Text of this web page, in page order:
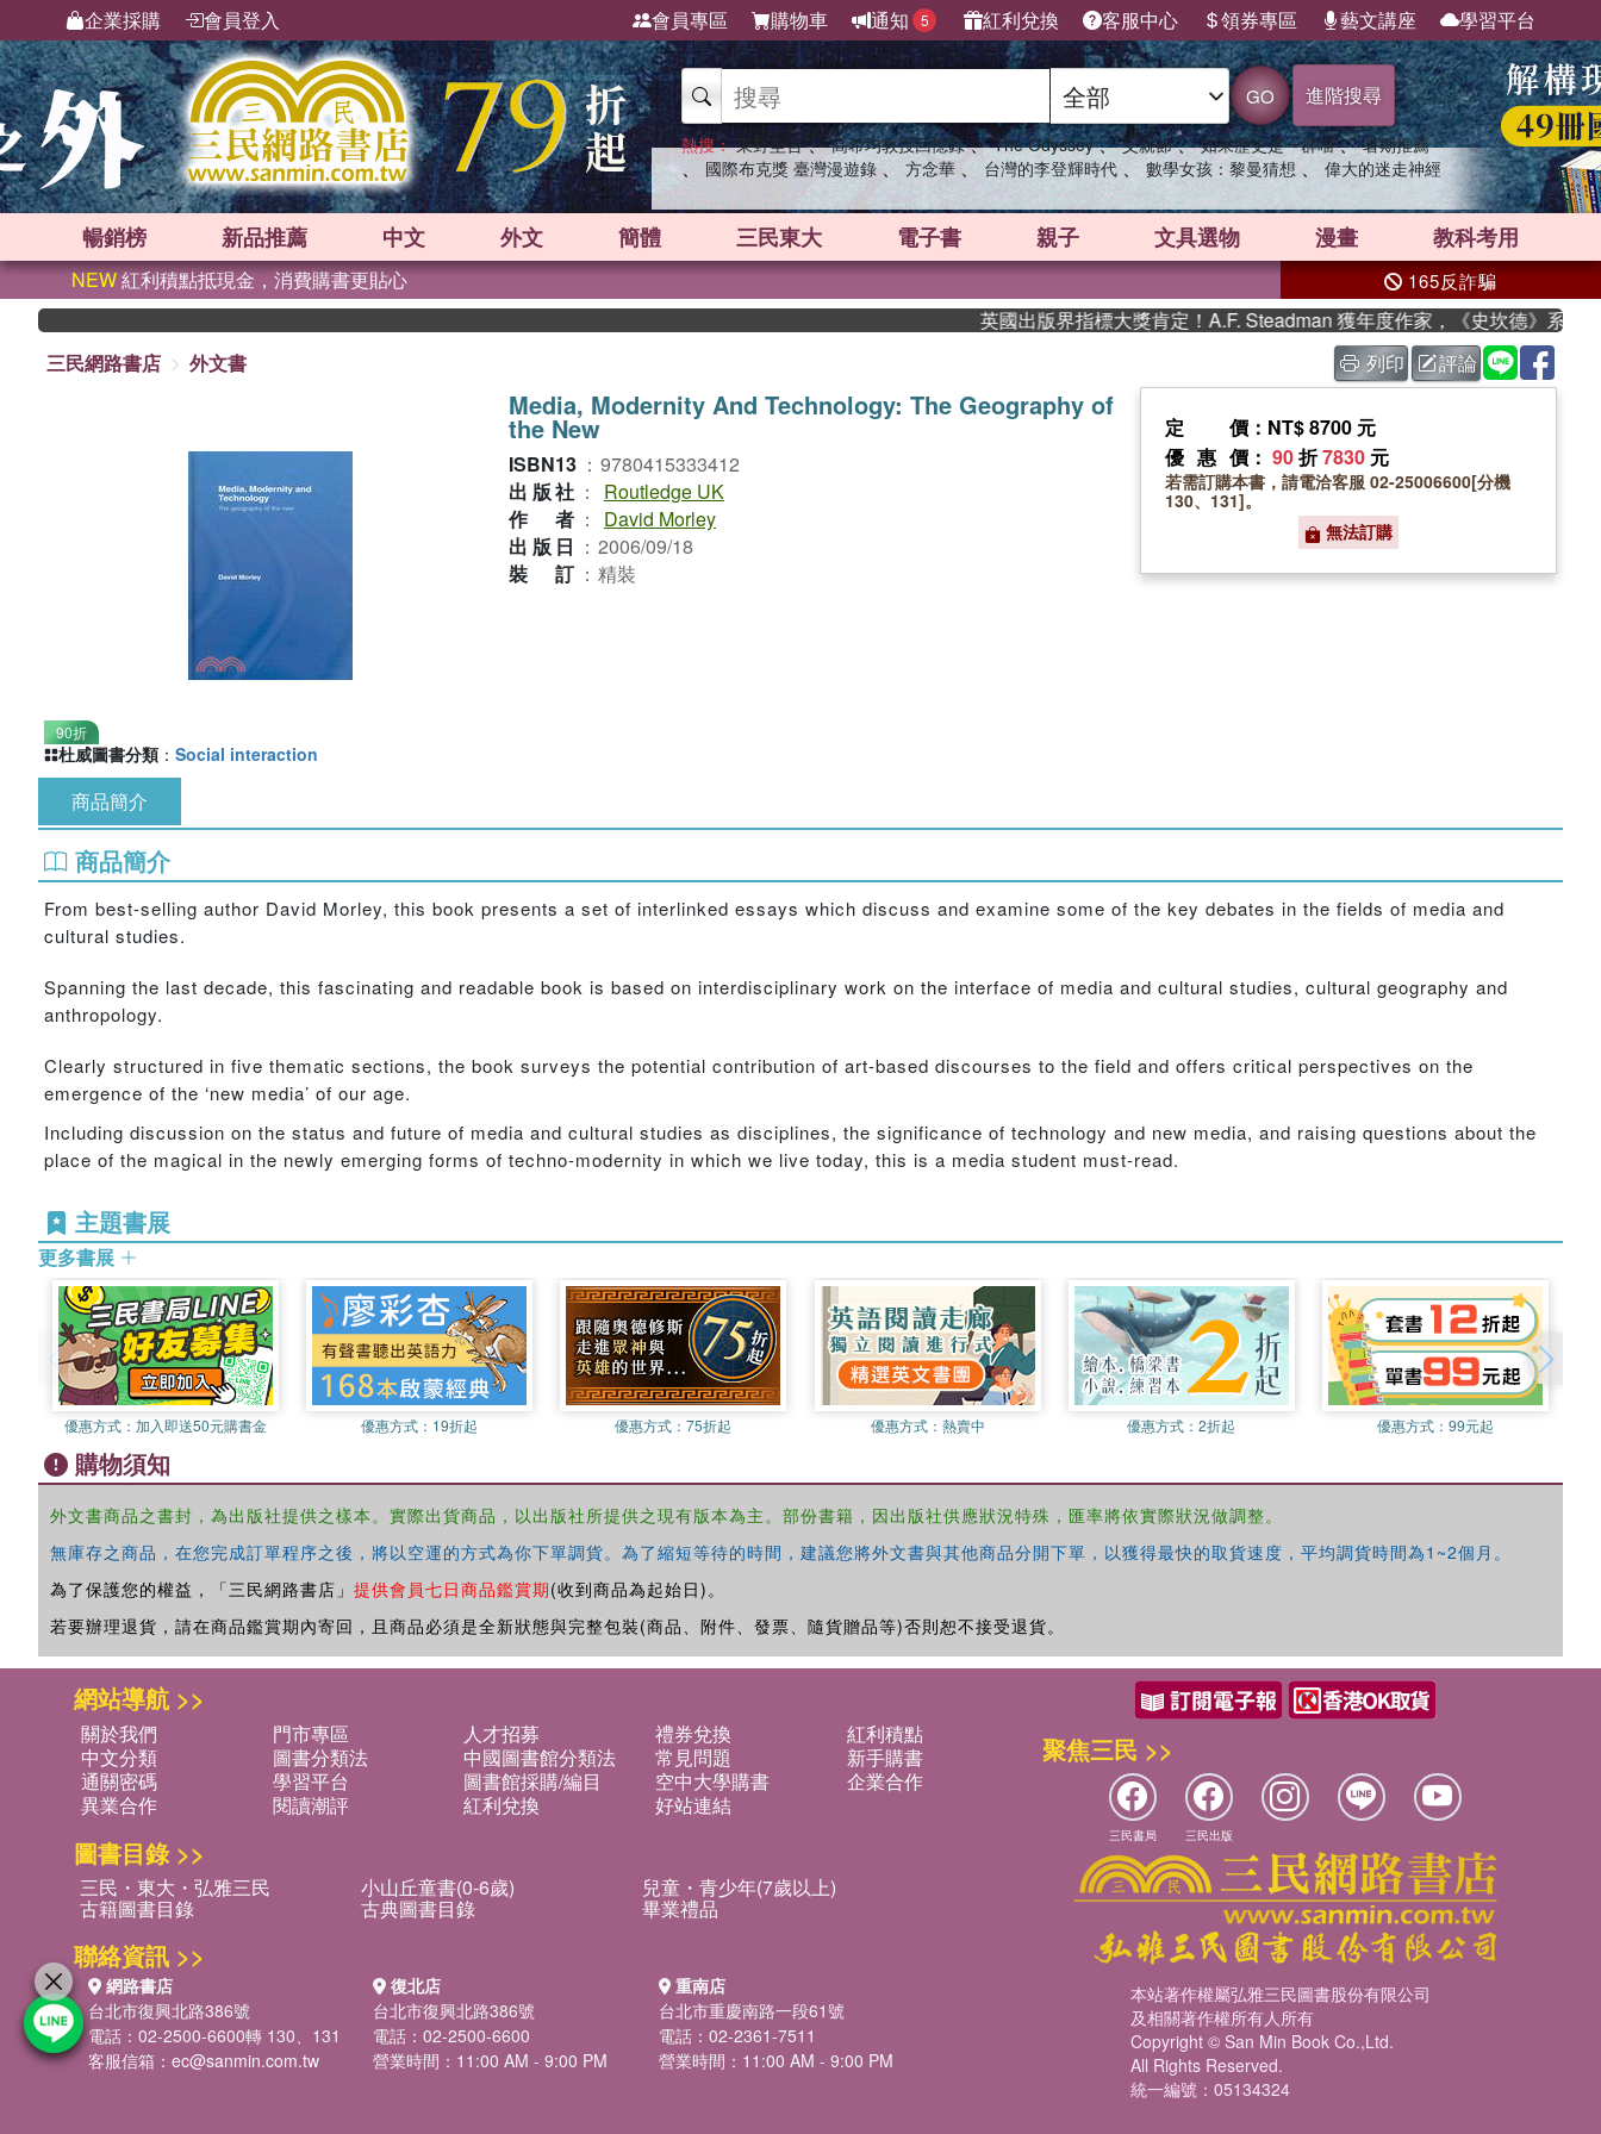
企業採購 會員登入 會員專區 購物車 通知 5 紅利兌換 客服中心 領券專區 藝文講座 學習平台
GO 進階搜尋
熱搜： 東野圭吾 、 高希均教授回憶錄 、 The Odyssey 、 父親節 、 如果歷史是一群喵 、 暑期推薦
、 國際布克獎 臺灣漫遊錄 、 方念華 、 台灣的李登輝時代 、 數學女孩：黎曼猜想 、 偉大的迷走神經
暢銷榜 新品推薦 中文 外文 簡體 三民東大 電子書 親子 文具選物 漫畫 教科考用
NEW紅利積點抵現金，消費購書更貼心 165反詐騙
英國出版界指標大獎肯定！A.F. Steadman 獲年度作家，《史坎德》系列帶你
三民網路書店
外文書 列印 評論
90折
Media, Modernity And Technology: The Geography of
the New
ISBN13 ： 9780415333412
出版社 ：
Routledge UK
作者 ：
David Morley
出版日 ： 2006/09/18
裝訂 ： 精裝
定價 ：NT$ 8700 元
優惠價 ： 90折7830 元
若需訂購本書，請電洽客服 02-25006600[分機
130、131]。
無法訂購
杜威圖書分類 ： Social interaction
商品簡介
商品簡介
From best-selling author David Morley, this book presents a set of interlinked essays which discuss and examine some of the key debates in the fields of media and
cultural studies.
Spanning the last decade, this fascinating and readable book is based on interdisciplinary work on the interface of media and cultural studies, cultural geography and
anthropology.
Clearly structured in five thematic sections, the book surveys the potential contribution of art-based discourses to the field and offers critical perspectives on the
emergence of the ‘new media’ of our age.
Including discussion on the status and future of media and cultural studies as disciplines, the significance of technology and new media, and raising questions about the
place of the magical in the newly emerging forms of techno-modernity in which we live today, this is a media student must-read.
主題書展
更多書展
優惠方式： 加入即送50元購書金 優惠方式： 19折起 優惠方式：75折起 優惠方式： 熱賣中 優惠方式：2折起 優惠方式：99元起
購物須知
外文書商品之書封，為出版社提供之樣本。實際出貨商品，以出版社所提供之現有版本為主。部份書籍，因出版社供應狀況特殊，匯率將依實際狀況做調整。
無庫存之商品，在您完成訂單程序之後，將以空運的方式為你下單調貨。為了縮短等待的時間，建議您將外文書與其他商品分開下單，以獲得最快的取貨速度，平均調貨時間為1~2個月。
為了保護您的權益，「三民網路書店」 提供會員七日商品鑑賞期(收到商品為起始日)。
若要辦理退貨，請在商品鑑賞期內寄回，且商品必須是全新狀態與完整包裝(商品、附件、發票、隨貨贈品等)否則恕不接受退貨。
網站導航 >>
關於我們 門市專區 人才招募 禮券兌換
紅利積點
中文分類
圖書分類法 中國圖書館分類法 常見問題
新手購書
通關密碼
學習平台 圖書館採購/編目 空中大學購書
企業合作
異業合作
閱讀潮評 紅利兌換 好站連結
圖書目錄 >>
三民・東大・弘雅三民 小山丘童書(0-6歲) 兒童・青少年(7歲以上)
古籍圖書目錄 古典圖書目錄 畢業禮品
聯絡資訊 >>
網路書店
台北市復興北路386號
電話：02-2500-6600轉 130、131
客服信箱： ec@sanmin.com.tw
復北店
台北市復興北路386號
電話：02-2500-6600
營業時間：11:00 AM - 9:00 PM
重南店
台北市重慶南路一段61號
電話：02-2361-7511
營業時間：11:00 AM - 9:00 PM
聚焦三民 >>
三民書局 三民出版
本站著作權屬弘雅三民圖書股份有限公司
及相關著作權所有人所有
Copyright © San Min Book Co.,Ltd.
All Rights Reserved.
統一編號：05134324